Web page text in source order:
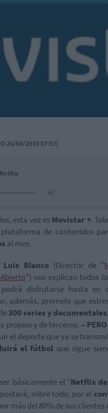
26/04/2019 07:57)
esta vez esMovistar +.
de contenidos
al mes.
Luis Blanco (Director de "
") nos explican todos
disfrutarse hasta en
además, promete que
300 seriesy documentales,
propios y de terceros. –
el deporte que ya se
el fútbol que sigue
básicamente el “Netflix
sobre todo, por el
más del 80% de sus